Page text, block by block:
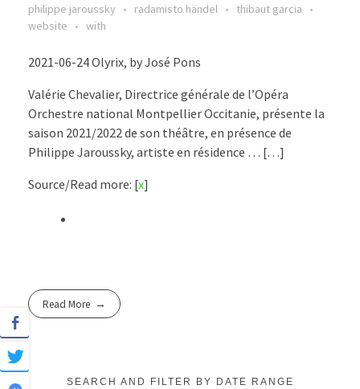
philippe jaroussky
radamisto händel
thibaut garcia
website
with
2021-06-24 Olyrix, by José Pons
Valérie Chevalier, Directrice générale de l’Opéra
Orchestre national Montpellier Occitanie​, présente la
saison 2021/2022 de son théâtre, en présence de
Philippe Jaroussky, artiste en résidence … […]
Source/Read more: [x]
Read More
SEARCH AND FILTER BY DATE RANGE